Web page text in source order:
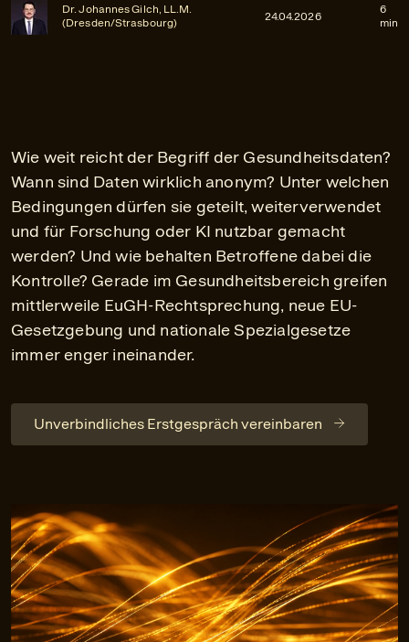
Dr. Johannes Gilch, LL.M.
(Dresden/Strasbourg)
24.04.2026
6
min
Wie weit reicht der Begriff der Gesundheitsdaten?
Wann sind Daten wirklich anonym? Unter welchen
Bedingungen dürfen sie geteilt, weiterverwendet
und für Forschung oder KI nutzbar gemacht
werden? Und wie behalten Betroffene dabei die
Kontrolle? Gerade im Gesundheitsbereich greifen
mittlerweile EuGH-Rechtsprechung, neue EU-
Gesetzgebung und nationale Spezialgesetze
immer enger ineinander.
Unverbindliches Erstgespräch vereinbaren